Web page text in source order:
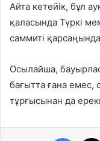
Айта кетейік, бұл
қаласында Түркі
саммиті
Осылайша,
бағытта ғана емес,
тұрғысынан да